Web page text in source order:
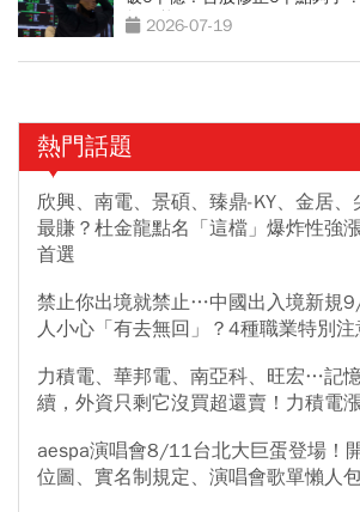
無可能
2026-07-19
熱門話題
欣興、南電、景碩、臻鼎-KY、金居、
最賺？杜金龍點名「這檔」爆炸性強
首選
禁止你出境就禁止…中國出入境新規
人小心「有去無回」？4種職業特別
力積電、華邦電、南亞科、旺宏…記
續，外資只剩它沒買超還賣！力積電
aespa演唱會8/11台北大巨蛋登場！
位圖、實名制規定、演唱會歌單懶人